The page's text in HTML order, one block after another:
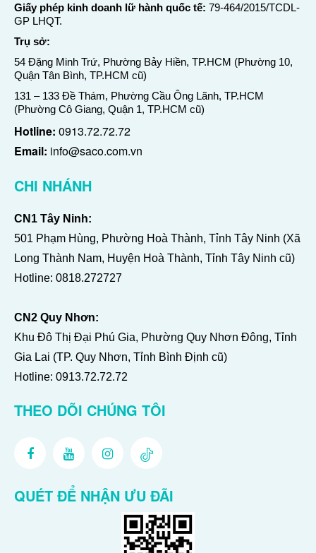
Giấy phép kinh doanh lữ hành quốc tế: 79-464/2015/TCDL-
GP LHQT.
Trụ sở:
54 Đặng Minh Trứ, Phường Bảy Hiền, TP.HCM (Phường 10,
Quận Tân Bình, TP.HCM cũ)
131 – 133 Đề Thám, Phường Cầu Ông Lãnh, TP.HCM
(Phường Cô Giang, Quận 1, TP.HCM cũ)
Hotline: 0913.72.72.72
Email: info@saco.com.vn
CHI NHÁNH
CN1 Tây Ninh:
501 Phạm Hùng, Phường Hoà Thành, Tỉnh Tây Ninh (Xã
Long Thành Nam, Huyện Hoà Thành, Tỉnh Tây Ninh cũ)
Hotline: 0818.272727
CN2 Quy Nhơn:
Khu Đô Thị Đại Phú Gia, Phường Quy Nhơn Đông, Tỉnh
Gia Lai (TP. Quy Nhơn, Tỉnh Bình Định cũ)
Hotline: 0913.72.72.72
THEO DÕI CHÚNG TÔI
QUÉT ĐỂ NHẬN ƯU ĐÃI